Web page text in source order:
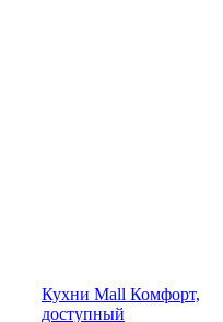
Кухни Mall Комфорт,
доступный